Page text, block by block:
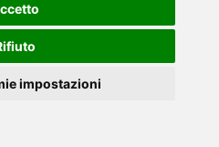
impostazioni